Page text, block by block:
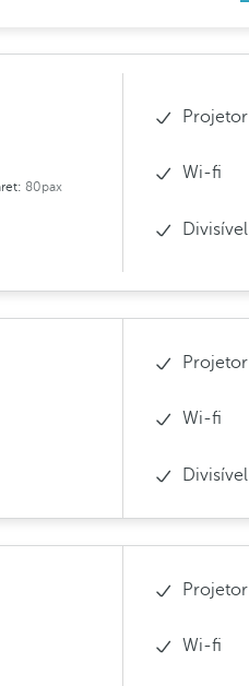
80pax
Projetor
Wi-fi
Divisível
Projetor
Wi-fi
Divisível
Projetor
Wi-fi